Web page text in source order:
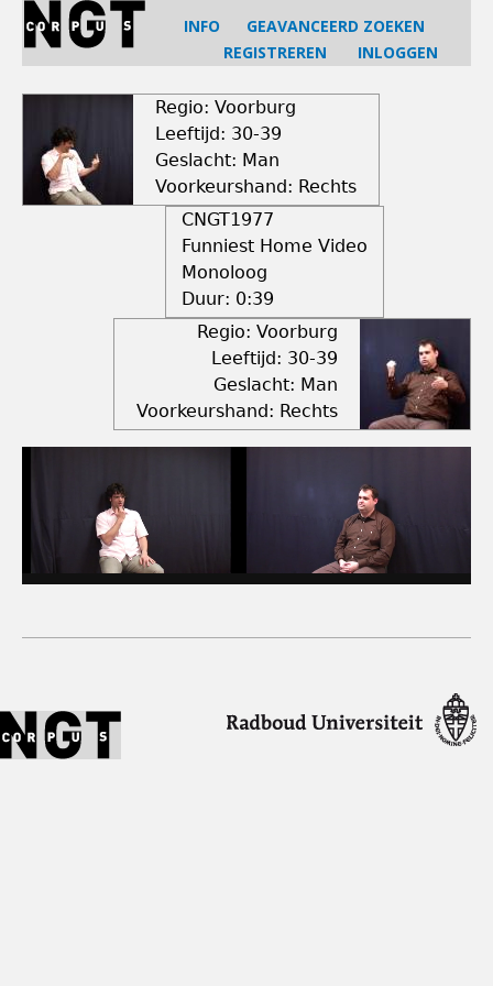
Jump
navigation
INFO
GEAVANCEERD ZOEKEN
REGISTREREN
INLOGGEN
Regio: Voorburg
Leeftijd: 30-39
Geslacht: Man
Voorkeurshand: Rechts
CNGT1977
Funniest Home Video
Monoloog
Duur: 0:39
Regio: Voorburg
Leeftijd: 30-39
Geslacht: Man
Voorkeurshand: Rechts